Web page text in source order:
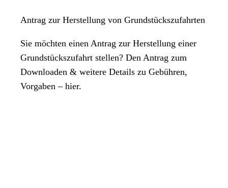
Antrag zur Herstellung von Grundstückszufahrten
Sie möchten einen Antrag zur Herstellung einer
Grundstückszufahrt stellen? Den Antrag zum
Downloaden & weitere Details zu Gebühren,
Vorgaben – hier.